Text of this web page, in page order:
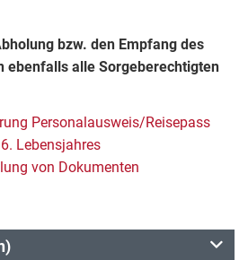
bzw. den Empfang des
ebenfalls alle Sorgeberechtigten
Personalausweis/Reisepass
Lebensjahres
von Dokumenten